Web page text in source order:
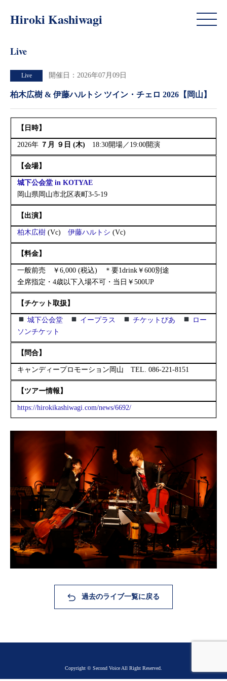
Hiroki Kashiwagi
Live
Live 開催日：2026年07月09日
柏木広樹 & 伊藤ハルトシ ツイン・チェロ 2026【岡山】
【日時】
2026年 ７月 ９日 (木) 18:30開場／19:00開演
【会場】
城下公会堂 in KOTYAE
岡山県岡山市北区表町3-5-19
【出演】
柏木広樹 (Vc) 伊藤ハルトシ (Vc)
【料金】
一般前売 ￥6,000 (税込) ＊要1drink￥600別途
全席指定・4歳以下入場不可・当日￥500UP
【チケット取扱】
城下公会堂 イープラス チケットぴあ
ロー
ソンチケット
【問合】
キャンディープロモーション岡山 TEL. 086-221-8151
【ツアー情報】
https://hirokikashiwagi.com/news/6692/
過去のライブ一覧に戻る
Copyright © Second Voice All Right Reserved.